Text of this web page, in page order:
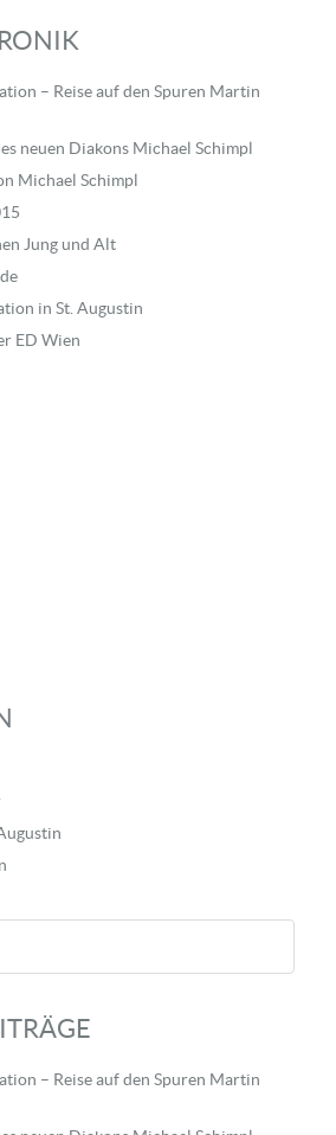
– Reise auf den Spuren Martin
neuen Diakons Michael Schimpl
Michael Schimpl
Jung und Alt
in St. Augustin
ED Wien
– Reise auf den Spuren Martin